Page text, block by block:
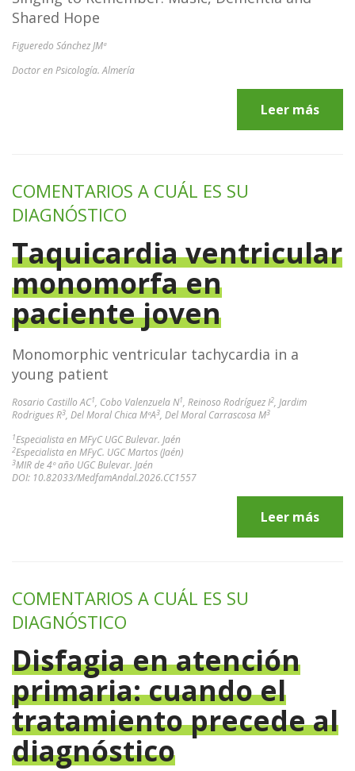
Shared Hope
Figueredo Sánchez JMª
Doctor en Psicología. Almería
Leer más
COMENTARIOS A CUÁL ES SU
DIAGNÓSTICO
Taquicardia ventricular
monomorfa en
paciente joven
Monomorphic ventricular tachycardia in a
young patient
Rosario Castillo AC1, Cobo Valenzuela N1, Reinoso Rodríguez I2, Jardim
Rodrigues R3, Del Moral Chica MªA3, Del Moral Carrascosa M3
1Especialista en MFyC UGC Bulevar. Jaén
2Especialista en MFyC. UGC Martos (Jaén)
3MIR de 4º año UGC Bulevar. Jaén
DOI: 10.82033/MedfamAndal.2026.CC1557
Leer más
COMENTARIOS A CUÁL ES SU
DIAGNÓSTICO
Disfagia en atención
primaria: cuando el
tratamiento precede al
diagnóstico